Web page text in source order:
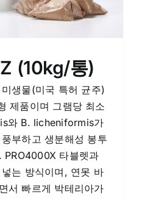
(10kg/통)
생물(미국 특허 균주)
제품이며 그램당 최소
와 B. licheniformis가
부하고 생분해성 봉투
PRO4000X 타블렛과
는 방식이며, 연못 바
서 빠르게 박테리아가